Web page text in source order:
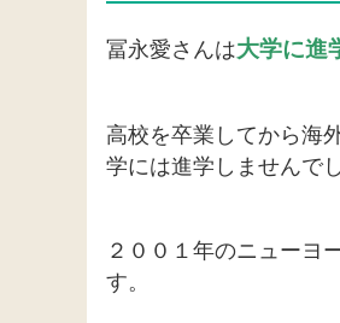
冨永愛さんは大学に進
高校を卒業してから海
学には進学しませんでし
２００１年のニューヨ
す。